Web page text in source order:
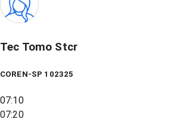
Tec Tomo Stcr
COREN-SP 102325
07:10
07:20